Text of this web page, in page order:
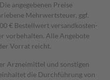
angegebenen Preise
Mehrwertsteuer, ggf.
€ Bestell­wert versand­kosten­
vorbehalten. Alle Angebote
Vorrat reicht.
Arzneimittel und sonstigen
die Durchführung von